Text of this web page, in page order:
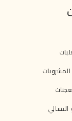
التسالي